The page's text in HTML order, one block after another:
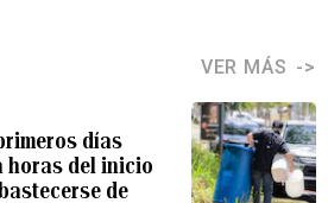
VER MÁS
días
horas del inicio
de